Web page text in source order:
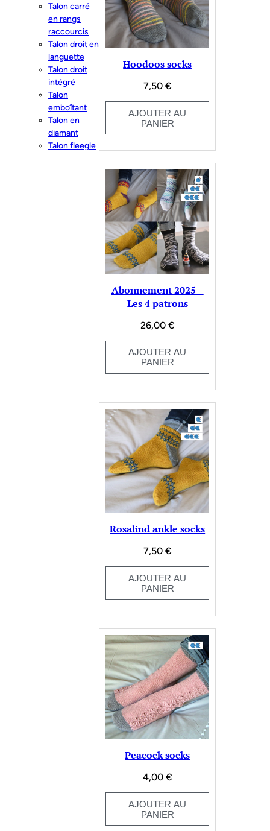
Talon carré
en rangs
raccourcis
Talon droit en
languette
Talon droit
intégré
Talon
emboîtant
Talon en
diamant
Talon fleegle
Hoodoos socks
7,50 €
AJOUTER AU
PANIER
Abonnement 2025 –
Les 4 patrons
26,00 €
AJOUTER AU
PANIER
Rosalind ankle socks
7,50 €
AJOUTER AU
PANIER
Peacock socks
4,00 €
AJOUTER AU
PANIER